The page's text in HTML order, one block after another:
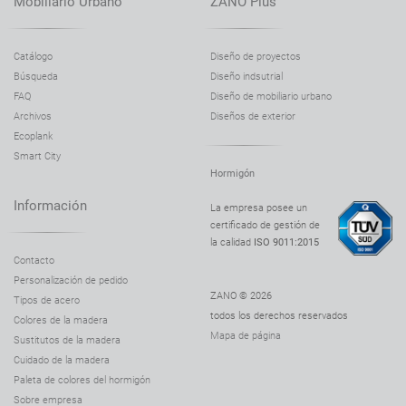
Macetero Rock 06.043.L
Macetero Rock 06.043.XXL
Macetero Salver 06.038.XL
Macetero Scandik 06.046.S
Macetero Scandik 06.046.M
Macetero Scandik 90° 06.046.1
Macetero Simple 06.040.S
Catálogo
Búsqueda
FAQ
Archivos
Ecoplank
Smart City
Diseño de proyectos
Diseño indsutrial
Diseño de mobiliario urbano
Diseños de exterior
Hormigón
Información
Contacto
Personalización de pedido
Tipos de acero
Colores de la madera
Sustitutos de la madera
Cuidado de la madera
Paleta de colores del hormigón
Sobre empresa
La empresa posee un
certificado de gestión de
la calidad ISO 9011:2015
ZANO © 2026
todos los derechos reservados
Mapa de página